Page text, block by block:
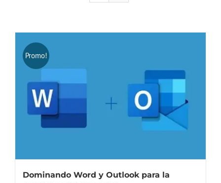
Promo!
Dominando Word y Outlook para la